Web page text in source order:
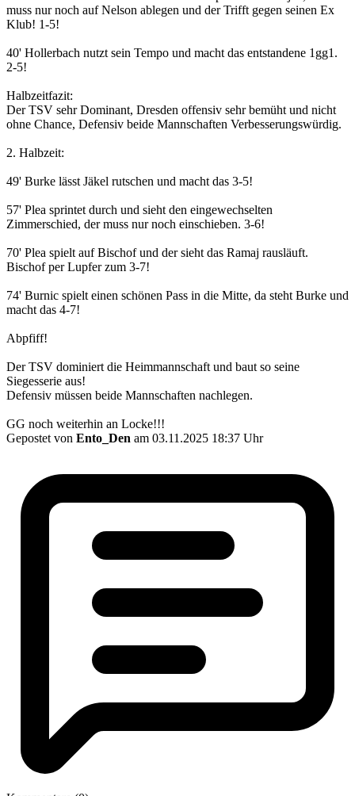
muss nur noch auf Nelson ablegen und der Trifft gegen seinen Ex
Klub! 1-5!
40' Hollerbach nutzt sein Tempo und macht das entstandene 1gg1.
2-5!
Halbzeitfazit:
Der TSV sehr Dominant, Dresden offensiv sehr bemüht und nicht
ohne Chance, Defensiv beide Mannschaften Verbesserungswürdig.
2. Halbzeit:
49' Burke lässt Jäkel rutschen und macht das 3-5!
57' Plea sprintet durch und sieht den eingewechselten
Zimmerschied, der muss nur noch einschieben. 3-6!
70' Plea spielt auf Bischof und der sieht das Ramaj rausläuft.
Bischof per Lupfer zum 3-7!
74' Burnic spielt einen schönen Pass in die Mitte, da steht Burke und
macht das 4-7!
Abpfiff!
Der TSV dominiert die Heimmannschaft und baut so seine
Siegesserie aus!
Defensiv müssen beide Mannschaften nachlegen.
GG noch weiterhin an Locke!!!
Gepostet von Ento_Den am 03.11.2025 18:37 Uhr